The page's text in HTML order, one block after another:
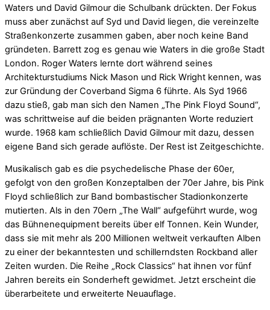
Waters und David Gilmour die Schulbank drückten. Der Fokus
muss aber zunächst auf Syd und David liegen, die vereinzelte
Straßenkonzerte zusammen gaben, aber noch keine Band
gründeten. Barrett zog es genau wie Waters in die große Stadt
London. Roger Waters lernte dort während seines
Architekturstudiums Nick Mason und Rick Wright kennen, was
zur Gründung der Coverband Sigma 6 führte. Als Syd 1966
dazu stieß, gab man sich den Namen „The Pink Floyd Sound“,
was schrittweise auf die beiden prägnanten Worte reduziert
wurde. 1968 kam schließlich David Gilmour mit dazu, dessen
eigene Band sich gerade auflöste. Der Rest ist Zeitgeschichte.
Musikalisch gab es die psychedelische Phase der 60er,
gefolgt von den großen Konzeptalben der 70er Jahre, bis Pink
Floyd schließlich zur Band bombastischer Stadionkonzerte
mutierten. Als in den 70ern „The Wall“ aufgeführt wurde, wog
das Bühnenequipment bereits über elf Tonnen. Kein Wunder,
dass sie mit mehr als 200 Millionen weltweit verkauften Alben
zu einer der bekanntesten und schillerndsten Rockband aller
Zeiten wurden. Die Reihe „Rock Classics“ hat ihnen vor fünf
Jahren bereits ein Sonderheft gewidmet. Jetzt erscheint die
überarbeitete und erweiterte Neuauflage.